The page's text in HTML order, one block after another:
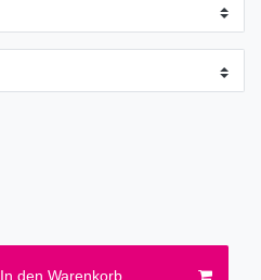
In den Warenkorb